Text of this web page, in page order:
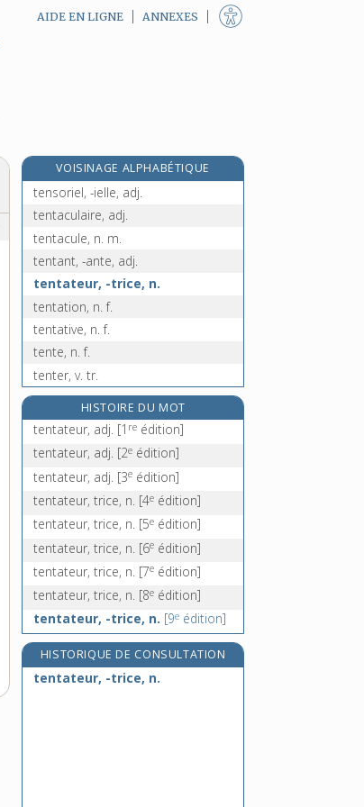
AIDE EN LIGNE ANNEXES
VOISINAGE ALPHABÉTIQUE
tenson, n. f.
tensoriel, -ielle, adj.
tentaculaire, adj.
tentacule, n. m.
tentant, -ante, adj.
tentateur, -trice, n.
tentation, n. f.
tentative, n. f.
tente, n. f.
tenter, v. tr.
tenthrède, n. f.
tenture, n. f.
ténu, -ue, adj.
tenue, n. f.
HISTOIRE DU MOT
tentateur, adj. [1 re édition]
tentateur, adj. [2e édition]
tentateur, adj. [3e édition]
tentateur, trice, n. [4e édition]
tentateur, trice, n. [5e édition]
tentateur, trice, n. [6e édition]
tentateur, trice, n. [7e édition]
tentateur, trice, n. [8e édition]
tentateur, -trice, n. [9e édition]
HISTORIQUE DE CONSULTATION
tentateur, -trice, n.